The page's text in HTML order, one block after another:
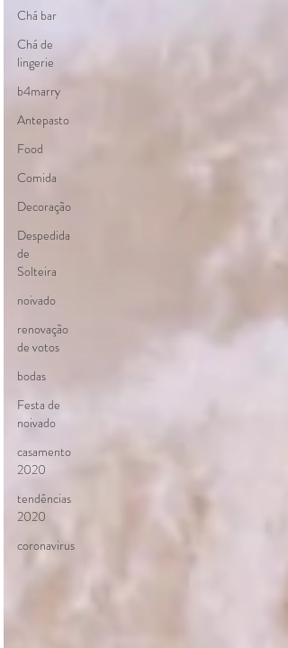
Chá bar
Chá de
lingerie
b4marry
Antepasto
Food
Comida
Decoração
Despedida
de
Solteira
noivado
renovação
de votos
bodas
Festa de
noivado
casamento
2020
tendências
2020
coronavirus